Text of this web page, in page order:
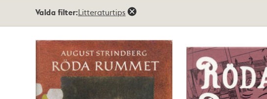
Valda filter:Litteraturtips